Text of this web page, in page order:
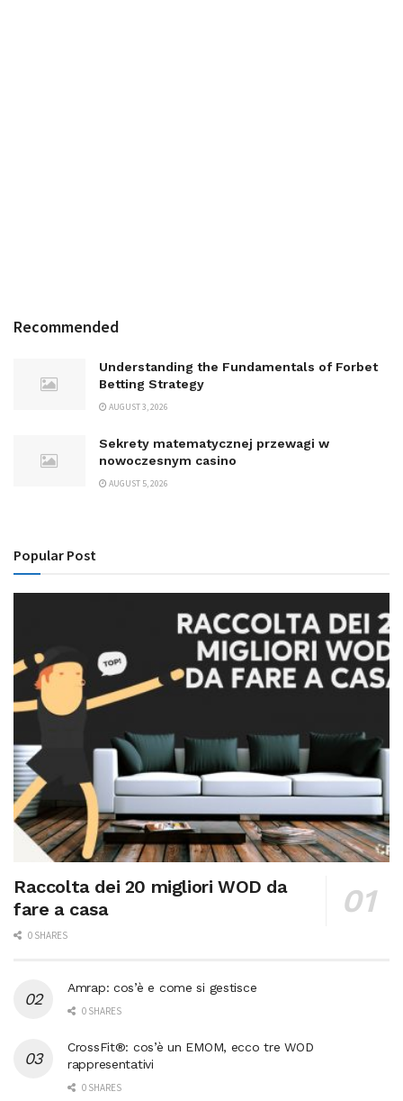
Recommended
Understanding the Fundamentals of Forbet
Betting Strategy
AUGUST 3, 2026
Sekrety matematycznej przewagi w
nowoczesnym casino
AUGUST 5, 2026
Popular Post
Raccolta dei 20 migliori WOD da
fare a casa
0 SHARES
Amrap: cos’è e come si gestisce
0 SHARES
CrossFit®: cos’è un EMOM, ecco tre WOD
rappresentativi
0 SHARES